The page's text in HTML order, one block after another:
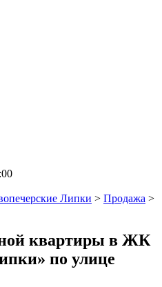
Липки > Продажа >
квартиры в ЖК
по улице